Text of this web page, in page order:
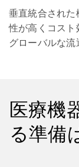
垂直統合された
性が高くコスト
グローバルな流
医療機
る準備